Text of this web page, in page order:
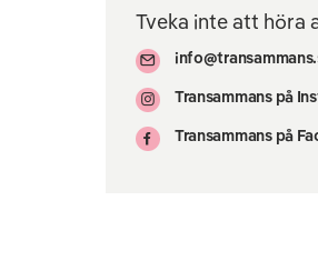
Tveka inte att höra
Transammans på
Transammans på